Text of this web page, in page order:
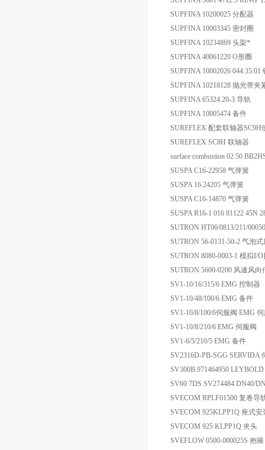
SUPFINA 10200025 分配器
SUPFINA 10003345 密封圈
SUPFINA 10234869 头架*
SUPFINA 40061220 O形圈
SUPFINA 10002026 044.35:01
SUPFINA 10218128 抛光带夹
SUPFINA 65324.20-3 导轨
SUPFINA 10005474 备件
SUREFLEX 配套联轴器
SUREFLEX SC8H 联轴器
surface combustion 02.50
SUSPA C16-22958 气弹簧
SUSPA 16.24205 气弹簧
SUSPA C16-14870 气弹簧
SUSPA R16-1 016 81122 45N
SUTRON HT06/0813/211/
SUTRON 56-0131-50-2 气泡
SUTRON 8080-0003-1 模拟I/
SUTRON 5600-0200 风速风向
SV1-10/16/315/6 EMG 控制器
SV1-10/48/100/6 EMG 备件
SV1-10/8/100/6伺服阀 EMG
SV1-10/8/210/6 EMG 伺服阀
SV1-6/5/210/5 EMG 备件
SV2316D-PB-SGG SERVIDA
SV300B.971464950
SV60 7DS SV274484 DN40/
SVECOM RPLF01500 复卷导
SVECOM 925KLPP1Q 座式
SVECOM 925 KLPP1Q 夹头
SVEFLOW 0500-000025S 抱箍